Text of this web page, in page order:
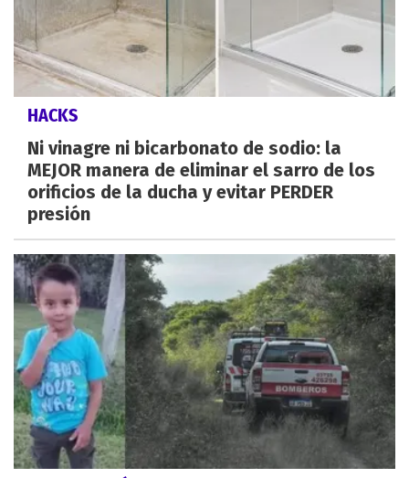
HACKS
Ni vinagre ni bicarbonato de sodio: la
MEJOR manera de eliminar el sarro de los
orificios de la ducha y evitar PERDER
presión